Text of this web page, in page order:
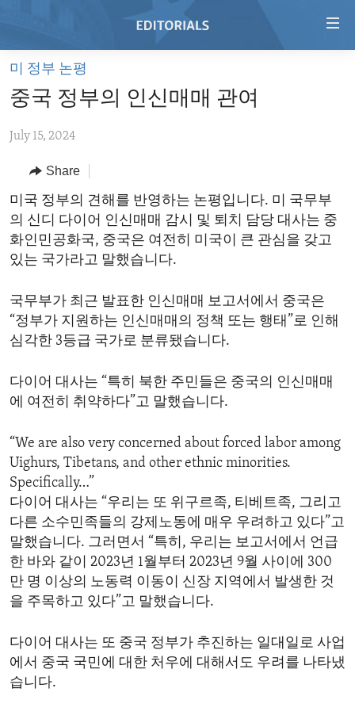
Skip
main
Skip
Navigation
Skip
to
Search
VIDEO
RADIO
REGIONS
AFRICA
AMERICAS
ASIA
MIDDLE EAST
TOPICS
HUMAN RIGHTS
SECURITY AND DEFENSE
DEMOCRACY AND GOVERNANCE
ECONOMY AND TRADE
IDEALS AND INSTITUTIONS
ARCHIVE
ABOUT US
FOLLOW US
미 정부 논평
중국 정부의 인신매매 관여
July 15, 2024
Share
미국 정부의 견해를 반영하는 논평입니다. 미 국무부
의 신디 다이어 인신매매 감시 및 퇴치 담당 대사는 중
화인민공화국, 중국은 여전히 미국이 큰 관심을 갖고
있는 국가라고 말했습니다.
국무부가 최근 발표한 인신매매 보고서에서 중국은
“정부가 지원하는 인신매매의 정책 또는 행태”로 인해
심각한 3등급 국가로 분류됐습니다.
다이어 대사는 “특히 북한 주민들은 중국의 인신매매
에 여전히 취약하다”고 말했습니다.
“We are also very concerned about forced labor among
Uighurs, Tibetans, and other ethnic minorities.
Specifically…”
다이어 대사는 “우리는 또 위구르족, 티베트족, 그리고
다른 소수민족들의 강제노동에 매우 우려하고 있다”고
말했습니다. 그러면서 “특히, 우리는 보고서에서 언급
한 바와 같이 2023년 1월부터 2023년 9월 사이에 300
만 명 이상의 노동력 이동이 신장 지역에서 발생한 것
을 주목하고 있다”고 말했습니다.
다이어 대사는 또 중국 정부가 추진하는 일대일로 사업
에서 중국 국민에 대한 처우에 대해서도 우려를 나타냈
습니다.